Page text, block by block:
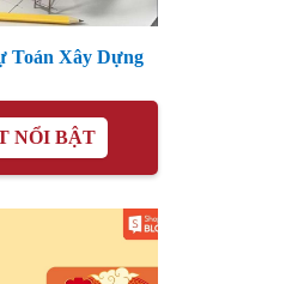
Toán Xây Dựng
NỔI BẬT